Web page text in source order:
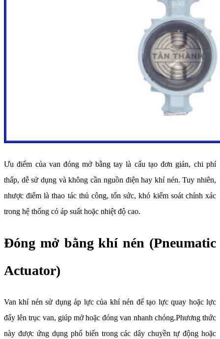
Ưu điểm của van đóng mở bằng tay là cấu tạo đơn giản, chi phí
thấp, dễ sử dụng và không cần nguồn điện hay khí nén. Tuy nhiên,
nhược điểm là thao tác thủ công, tốn sức, khó kiểm soát chính xác
trong hệ thống có áp suất hoặc nhiệt độ cao.
Đóng mở bằng khí nén (Pneumatic
Actuator)
Van khí nén sử dụng áp lực của khí nén để tạo lực quay hoặc lực
đẩy lên trục van, giúp mở hoặc đóng van nhanh chóng.Phương thức
này được ứng dụng phổ biến trong các dây chuyền tự động hoặc